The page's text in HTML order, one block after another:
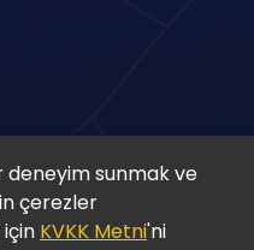
deneyim sunmak ve
çerezler
KVKK Metni'ni